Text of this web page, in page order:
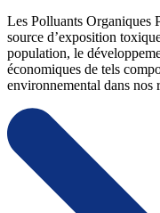
Les Polluants Organiques
source d’exposition
population, le
économiques de tels
environnemental dans nos